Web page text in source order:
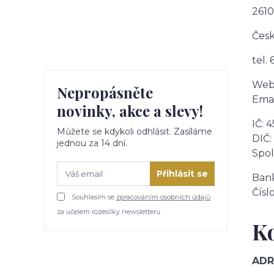
Nepropásněte
novinky, akce a slevy!
Můžete se kdykoli odhlásit. Zasíláme
jednou za 14 dní.
Přihlásit se
Souhlasím se zpracováním osobních údajů
za účelem rozesílky newsletteru.
tel.
IČ: